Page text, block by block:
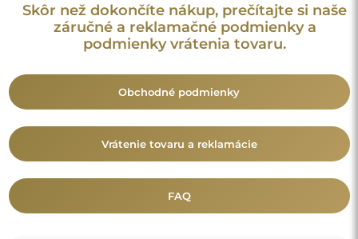
Skôr než dokončíte nákup, prečítajte si naše
záručné a reklamačné podmienky a
podmienky vrátenia tovaru.
Obchodné podmienky
Vrátenie tovaru a reklamácie
FAQ